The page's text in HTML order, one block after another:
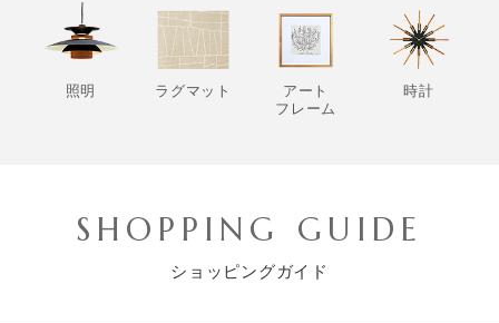
照明 ラグマット
アート
フレーム
時計
SHOPPING GUIDE
ショッピングガイド